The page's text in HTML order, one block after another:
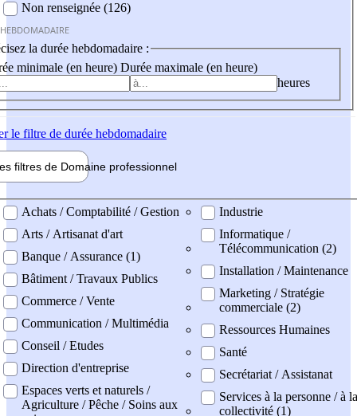
Non renseignée (126)
la durée hebdomadaire :
minimale (en heure) Durée maximale (en heure)
heures
le filtre de durée hebdomadaire
filtres de Domaine professionnel
professionel
Achats / Comptabilité / Gestion
Arts / Artisanat d'art
Banque / Assurance (1)
Bâtiment / Travaux Publics
Commerce / Vente
Communication / Multimédia
Conseil / Etudes
Direction d'entreprise
Espaces verts et naturels /
Agriculture / Pêche / Soins aux
Industrie
Informatique /
Télécommunication (2)
Installation / Maintenance
Marketing / Stratégie
commerciale (2)
Ressources Humaines
Santé
Secrétariat / Assistanat
Services à la personne / à la
collectivité (1)